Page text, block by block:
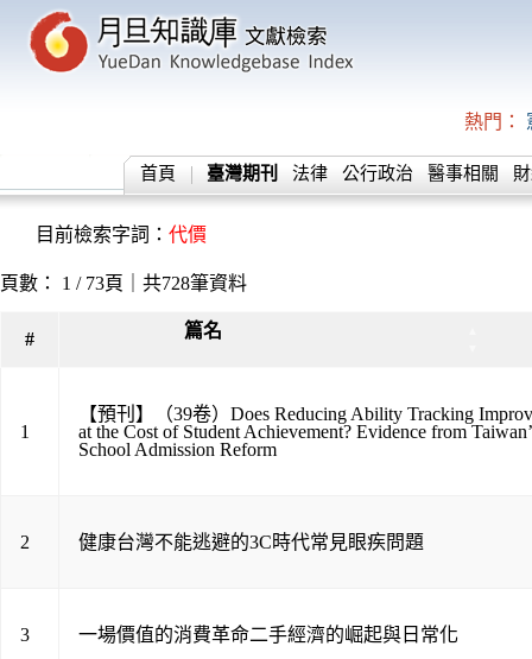
熱門：
首頁 臺灣期刊 法律 公行政治 醫事相關
目前檢索字詞： 代價
頁數： 1 / 73頁｜共728筆資料
# 篇名
1
【預刊】（39卷）Does Reducing Ability Tracking
at the Cost of Student Achievement? Evidence from
School Admission Reform
2 健康台灣不能逃避的3C時代常見眼疾問題
3 一場價值的消費革命二手經濟的崛起與日常化